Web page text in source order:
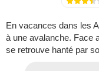
En vacances dans les
à une avalanche. Face
se retrouve hanté par